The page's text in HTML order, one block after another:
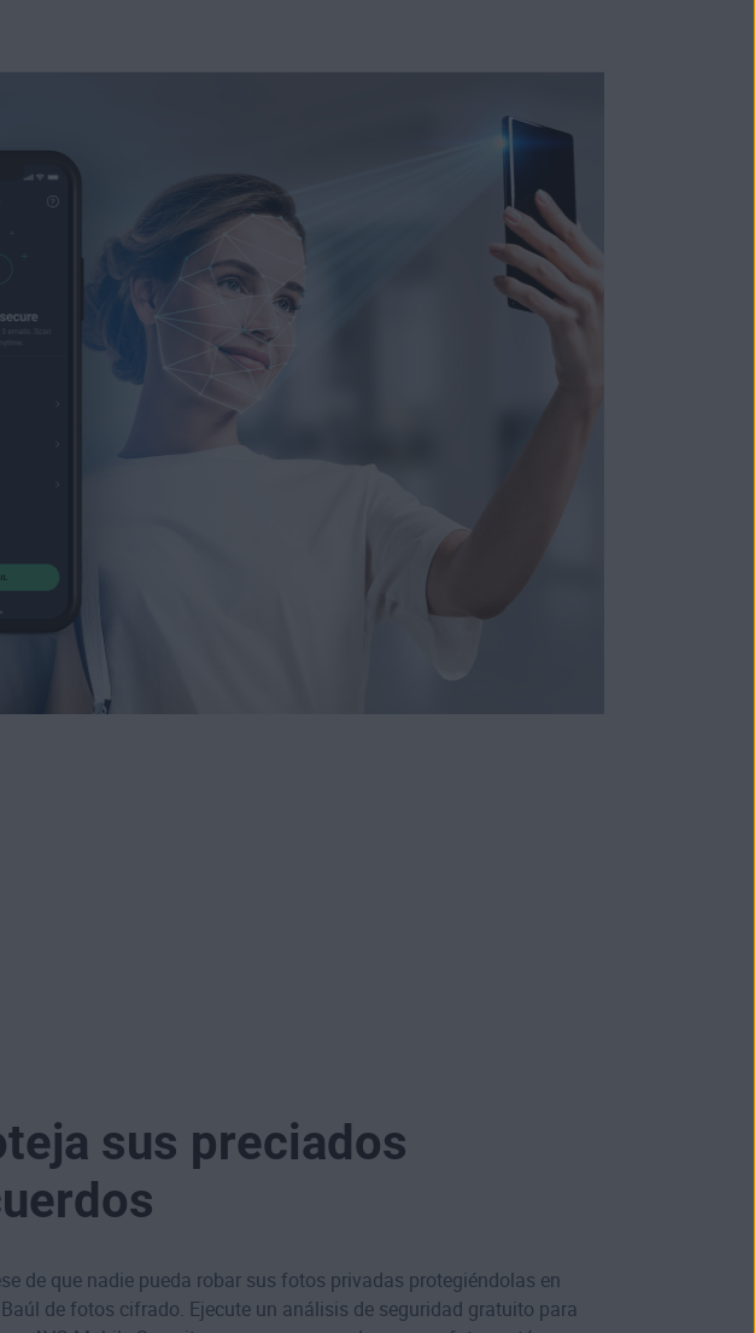
sus preciados
de que nadie pueda robar sus fotos privadas protegiéndolas en
de fotos cifrado. Ejecute un análisis de seguridad gratuito para